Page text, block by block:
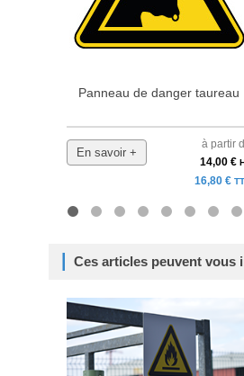
Panneau de danger taureau
En savoir +
à partir
14,00 €
16,80 €
Ces articles peuvent vous